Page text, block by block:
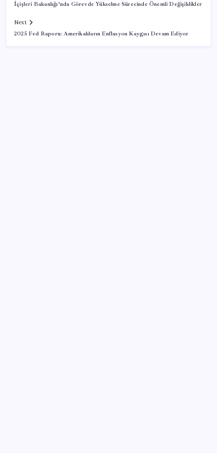
İçişleri Bakanlığı’nda Görevde Yükselme Sürecinde Önemli Değişiklikler
Next
2025 Fed Raporu: Amerikalıların Enflasyon Kaygısı Devam Ediyor